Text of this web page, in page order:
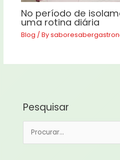
No período de
uma rotina diária
Blog / By
Pesquisar